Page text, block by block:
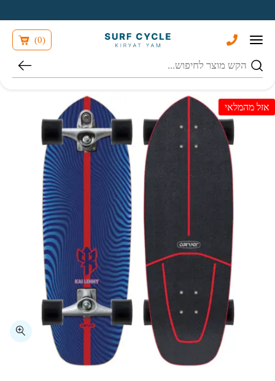
חיפוש
(
0
)
אזל מהמלאי